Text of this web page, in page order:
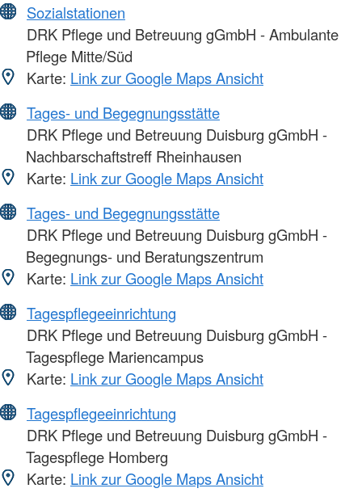
Sozialstationen
DRK Pflege und Betreuung gGmbH - Ambulante
Pflege Mitte/Süd
Karte: Link zur Google Maps Ansicht
Tages- und Begegnungsstätte
DRK Pflege und Betreuung Duisburg gGmbH -
Nachbarschaftstreff Rheinhausen
Karte: Link zur Google Maps Ansicht
Tages- und Begegnungsstätte
DRK Pflege und Betreuung Duisburg gGmbH -
Begegnungs- und Beratungszentrum
Karte: Link zur Google Maps Ansicht
Tagespflegeeinrichtung
DRK Pflege und Betreuung Duisburg gGmbH -
Tagespflege Mariencampus
Karte: Link zur Google Maps Ansicht
Tagespflegeeinrichtung
DRK Pflege und Betreuung Duisburg gGmbH -
Tagespflege Homberg
Karte: Link zur Google Maps Ansicht